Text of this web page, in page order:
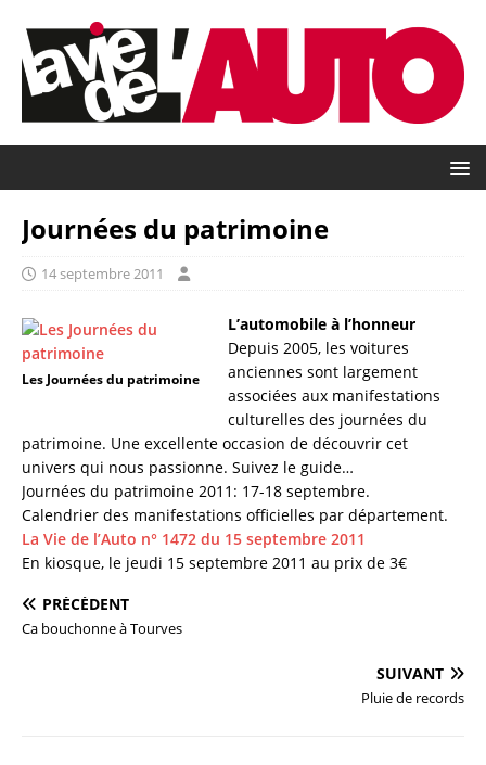
Journées du patrimoine
14 septembre 2011
Les Journées du patrimoine
L’automobile à l’honneur
Depuis 2005, les voitures
anciennes sont largement
associées aux manifestations
culturelles des journées du
patrimoine. Une excellente occasion de découvrir cet
univers qui nous passionne. Suivez le guide…
Journées du patrimoine 2011: 17-18 septembre.
Calendrier des manifestations officielles par département.
La Vie de l’Auto n° 1472 du 15 septembre 2011
En kiosque, le jeudi 15 septembre 2011 au prix de 3€
PRÉCÉDENT
Ca bouchonne à Tourves
SUIVANT
Pluie de records